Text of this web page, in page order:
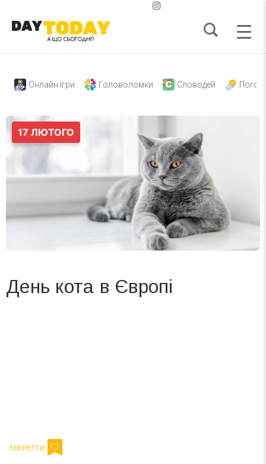
Онлайн Ігри Головоломки Словодей
День кота в Європі